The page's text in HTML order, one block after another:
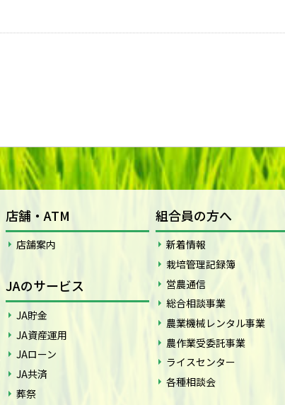
店舗・ATM
店舗案内
JAのサービス
JA貯金
JA資産運用
JAローン
JA共済
葬祭
組合員の方へ
新着情報
栽培管理記録簿
営農通信
総合相談事業
農業機械レンタル事業
農作業受委託事業
ライスセンター
各種相談会